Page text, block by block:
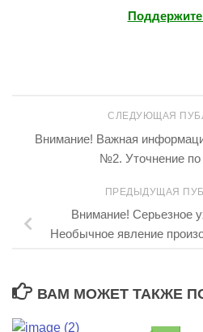
Поддержите
СЛЕДУЮЩАЯ
Внимание! Важная
№2. Уточнение по
ПРЕДЫДУЩАЯ
Внимание! Серьезное
Необычное явление
ВАМ МОЖЕТ ТАКЖЕ